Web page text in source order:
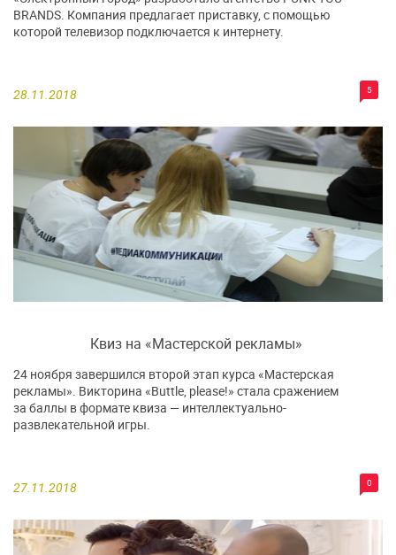
28.11.2018 5
BRANDS. Компания предлагает приставку, с помощью
которой телевизор подключается к интернету.
Квиз на «Мастерской рекламы»
27.11.2018 0
24 ноября завершился второй этап курса «Мастерская
рекламы». Викторина «Buttle, please!» стала сражением
за баллы в формате квиза — интеллектуально-
развлекательной игры.